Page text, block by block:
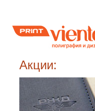
Акции: